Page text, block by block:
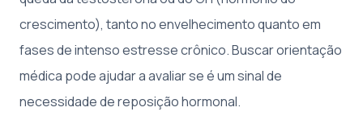
crescimento), tanto no envelhecimento quanto em
fases de intenso estresse crônico. Buscar orientação
médica pode ajudar a avaliar se é um sinal de
necessidade de reposição hormonal.